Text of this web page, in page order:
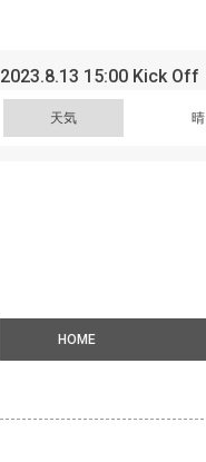
2023.8.13 15:00 Kick Off
天気 晴
HOME